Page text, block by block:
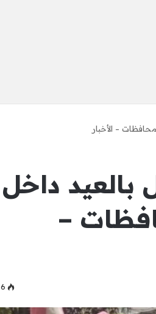
– الأخبار
بالعيد داخل
–
6